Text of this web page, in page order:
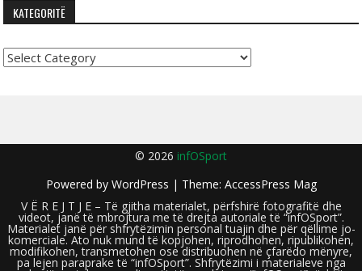
KATEGORITË
Kategoritë
© 2026 infOSport
Powered by WordPress | Theme: AccessPress Mag
V Ë R E J T J E – Të gjitha materialet, përfshirë fotografitë dhe
videot, janë të mbrojtura me të drejta autoriale të “infOSport”.
Materialet janë për shfrytëzimin personal tuajin dhe për qëllime jo-
komerciale. Ato nuk mund të kopjohen, riprodhohen, ripublikohen,
modifikohen, transmetohen ose distribuohen në çfarëdo mënyre,
pa lejen paraprake të “infOSport”. Shfrytëzimi i materialeve nga